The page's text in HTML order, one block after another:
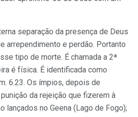
separação da presença de Deus
arrependimento e perdão. Portanto
tipo de morte. É chamada a 2ª
é física. É identificada como
6.23. Os ímpios, depois de
da rejeição que fizerem à
lançados no Geena (Lago de Fogo);